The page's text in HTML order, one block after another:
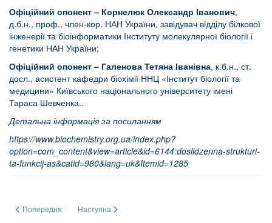
Офіційний опонент – Корнелюк Олександр Іванович,
д.б.н., проф., член-кор. НАН України, завідувач відділу білкової
інженерії та біоінформатики Інституту молекулярної біології і
генетики НАН України;
Офіційний опонент – Галенова Тетяна Іванівна, к.б.н., ст.
досл., асистент кафедри біохімії ННЦ «Інститут біології та
медицини» Київського національного університету імені
Тараса Шевченка..
Детальна інформація за посиланням
https://www.biochemistry.org.ua/index.php?
option=com_content&view=article&id=6144:doslidzenna-strukturi-
ta-funkcij-as&catid=980&lang=uk&Itemid=1285
Попередня стаття: ВПЛИВ ВУГЛЕЦЕВИХ НАНОЧАСТИНОК НА
Попередня Наступна стаття: Антитромботична та
Наступна